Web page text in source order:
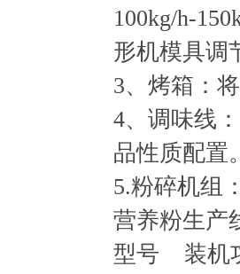
100kg/h-
形机模具调
3、烤箱：
4、调味线
品性质配置
5.粉碎机组
营养粉生产
型号 装机